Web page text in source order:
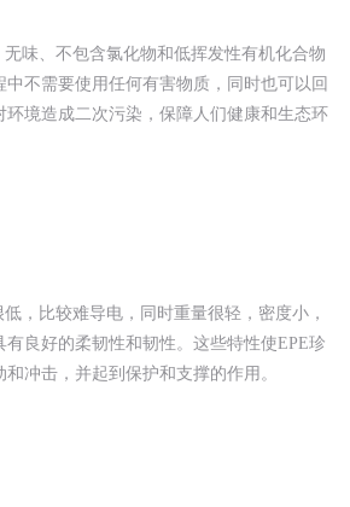
味、不包含氯化物和低挥发性有机化合物
中不需要使用任何有害物质，同时也可以回
境造成二次污染，保障人们健康和生态环
，比较难导电，同时重量很轻，密度小，
良好的柔韧性和韧性。这些特性使EPE珍
冲击，并起到保护和支撑的作用。